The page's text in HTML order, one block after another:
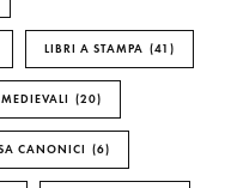
LIBRI A STAMPA 41
20
CANONICI 6